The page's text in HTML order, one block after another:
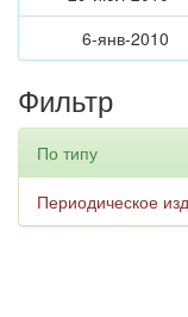
6-янв-2010
Фильтр
По типу
Периодическое